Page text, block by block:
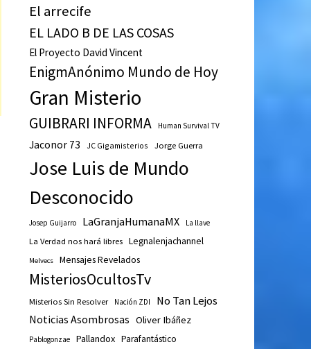
El arrecife
EL LADO B DE LAS COSAS
El Proyecto David Vincent
EnigmAnónimo Mundo de Hoy
Gran Misterio
GUIBRARI INFORMA Human Survival TV
Jaconor 73 JC Gigamisterios Jorge Guerra
Jose Luis de Mundo
Desconocido
Josep Guijarro LaGranjaHumanaMX La llave
La Verdad nos hará libres Legnalenjachannel
Melvecs Mensajes Revelados
MisteriosOcultosTv
Misterios Sin Resolver Nación ZDI No Tan Lejos
Noticias Asombrosas Oliver Ibáñez
Pablogonzae Pallandox Parafantástico